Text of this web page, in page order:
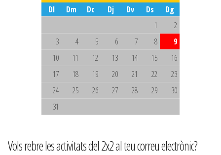
Dl
Dm Dc Dj Dv Ds
Dg
1
2
3
4 5 6 7 8
9
10
11 12 13 14 15
16
17
18 19 20 21 22
23
24
25 26 27 28 29
30
31
Vols rebre les activitats del 2x2 al teu correu electrònic?